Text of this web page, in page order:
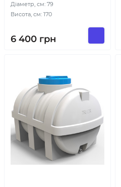
Діаметр, см: 79
Висота, см: 170
6 400 грн